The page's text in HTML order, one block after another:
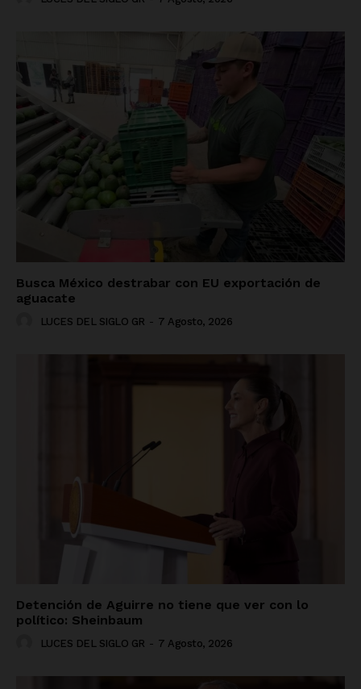
Busca México destrabar con EU exportación de
aguacate
LUCES DEL SIGLO GR - 7 Agosto, 2026
Detención de Aguirre no tiene que ver con lo
político: Sheinbaum
LUCES DEL SIGLO GR - 7 Agosto, 2026